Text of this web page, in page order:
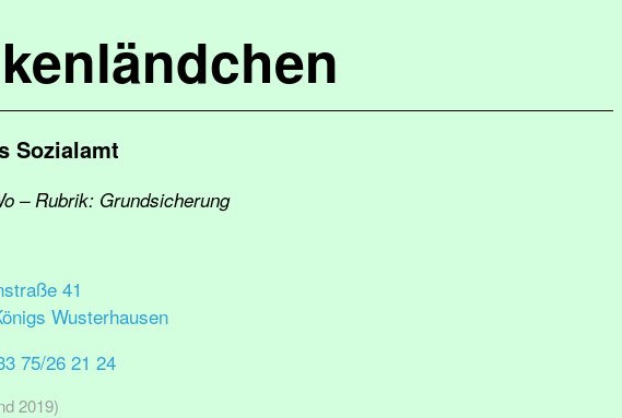
Sozialamt
– Rubrik: Grundsicherung
41
Wusterhausen
75/26 21 24
2019)